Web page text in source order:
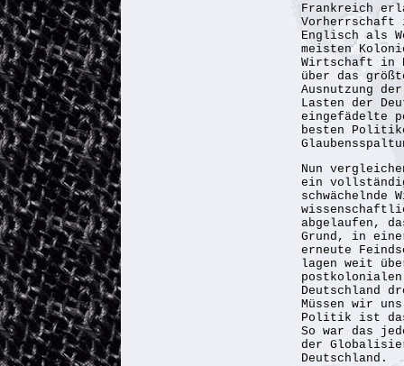
Frankreich
Vorherrschaft
Englisch als
meisten
Wirtschaft in
über das
Ausnutzung
Lasten der
eingefädelte
besten
Nun
ein
abgelaufen,
Grund, in
erneute
lagen weit
Deutschland
Müssen wir
Politik ist
So war das
der
Deutschland.